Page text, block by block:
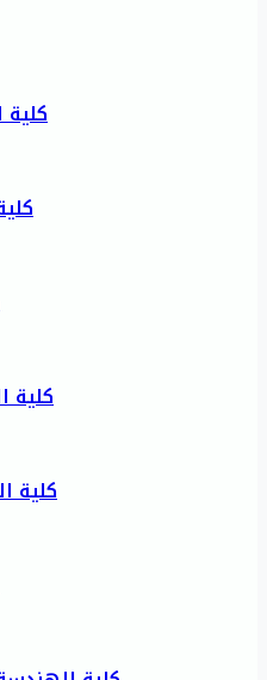
كلية
كلية